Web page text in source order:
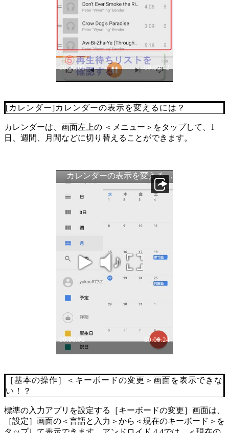
[カレンダー]カレンダーの表示を変えるには？
カレンダーは、画面左上の ＜メニュー＞をタップして、1
日、週間、月間などに切り替えることができます。
［基本の操作］＜キーボードの変更＞画面を表示できな
い！？
標準の入力アプリを設定する［キーボードの変更］画面は、
［設定］画面の＜言語と入力＞から＜現在のキーボード＞を